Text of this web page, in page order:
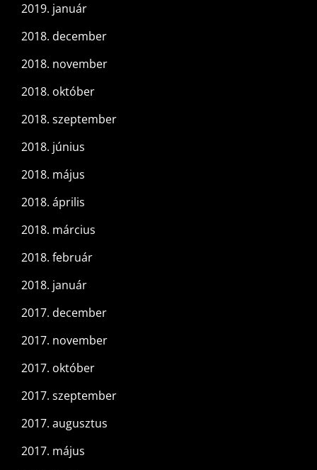
2019. január
2018. december
2018. november
2018. október
2018. szeptember
2018. június
2018. május
2018. április
2018. március
2018. február
2018. január
2017. december
2017. november
2017. október
2017. szeptember
2017. augusztus
2017. május